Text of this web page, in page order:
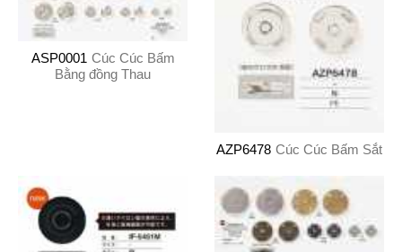
ASP0001 Cúc Cúc Bấm
Bằng đồng Thau
AZP6478 Cúc Cúc Bấm Sắt